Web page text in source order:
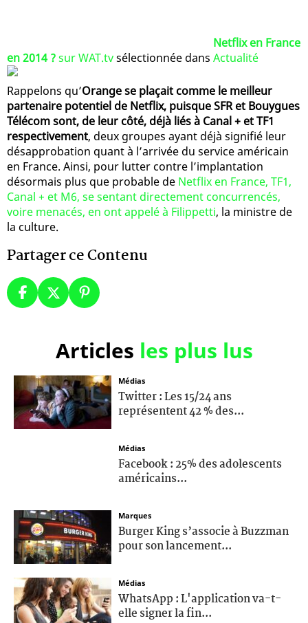
Netflix en France
en 2014 ?sur WAT.tvsélectionnée dans Actualité
Rappelons qu’Orange se plaçait comme le meilleur
partenaire potentiel de Netflix, puisque SFR et Bouygues
Télécom sont, de leur côté, déjà liés à Canal + et TF1
respectivement, deux groupes ayant déjà signifié leur
désapprobation quant à l’arrivée du service américain
en France. Ainsi, pour lutter contre l’implantation
désormais plus que probable de Netflix en France, TF1,
Canal + et M6, se sentant directement concurrencés,
voire menacés, en ont appelé à Filippetti, la ministre de
la culture.
Partager ce Contenu
Articles les plus lus
Médias
Twitter : Les 15/24 ans
représentent 42 % des...
Médias
Facebook : 25% des adolescents
américains...
Marques
Burger King s’associe à Buzzman
pour son lancement...
Médias
WhatsApp : L'application va-t-
elle signer la fin...